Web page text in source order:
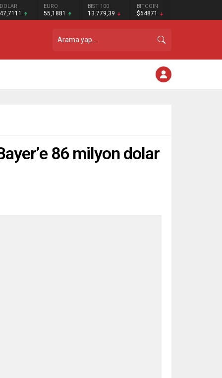
DOLAR
47,7111
EURO
55,1881
BIST 100
13.779,39
BITCOIN
$64871
86 milyon dolar